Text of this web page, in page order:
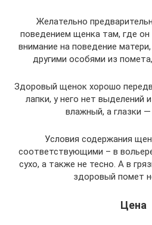
Желательно
поведением щенка там, где
внимание на поведение
другими особями из
Здоровый щенок хорошо
лапки, у него нет выделений
влажный, а глазки
Условия содержания
соответствующими – в
сухо, а также не тесно. А в
здоровый помет
Цена